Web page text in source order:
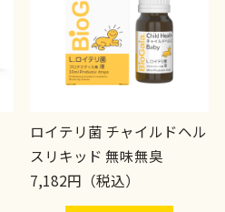
ロイテリ菌 チャイルドヘル
スリキッド 無味無臭
7,182円（税込）